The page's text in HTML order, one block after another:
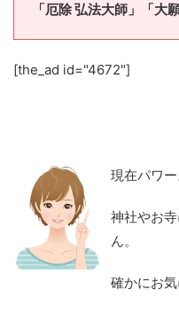
「厄除 弘法大師」「大
[the_ad id="4672"]
現在パワ
神社やお
ん。
確かにお